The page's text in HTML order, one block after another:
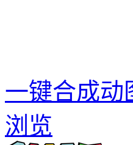
一键合成动
浏览